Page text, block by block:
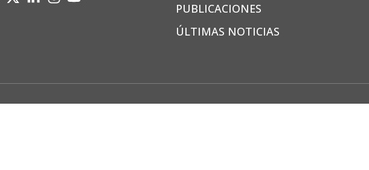
PUBLICACIONES
ÚLTIMAS NOTICIAS